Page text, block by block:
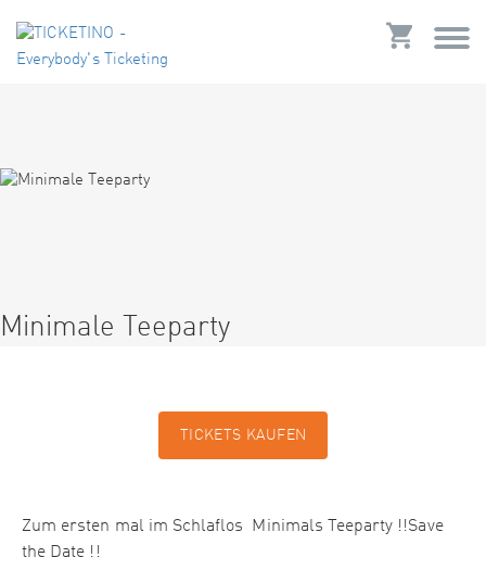
Minimale Teeparty
TICKETS KAUFEN
Zum ersten mal im Schlaflos Minimals Teeparty !!Save
the Date !!